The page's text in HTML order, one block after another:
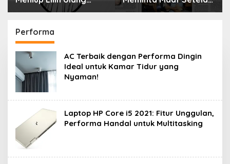
Menyimpan Rahasia
Performa
AC Terbaik dengan Performa Dingin
Ideal untuk Kamar Tidur yang
Nyaman!
Laptop HP Core i5 2021: Fitur Unggulan,
Performa Handal untuk Multitasking